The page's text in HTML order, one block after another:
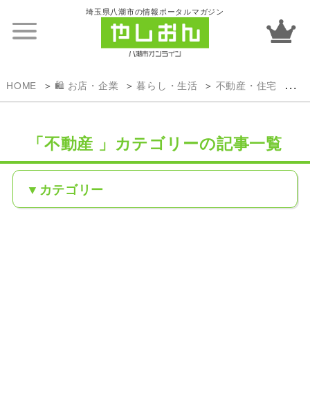
埼玉県八潮市の情報ポータルマガジン
HOME 🛍️ お店・企業 暮らし・生活 不動産・住宅
「不動産 」カテゴリーの記事一覧
カテゴリー